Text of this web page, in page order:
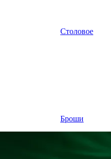
Столовое
Броши